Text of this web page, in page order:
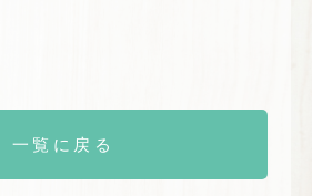
一覧に戻る